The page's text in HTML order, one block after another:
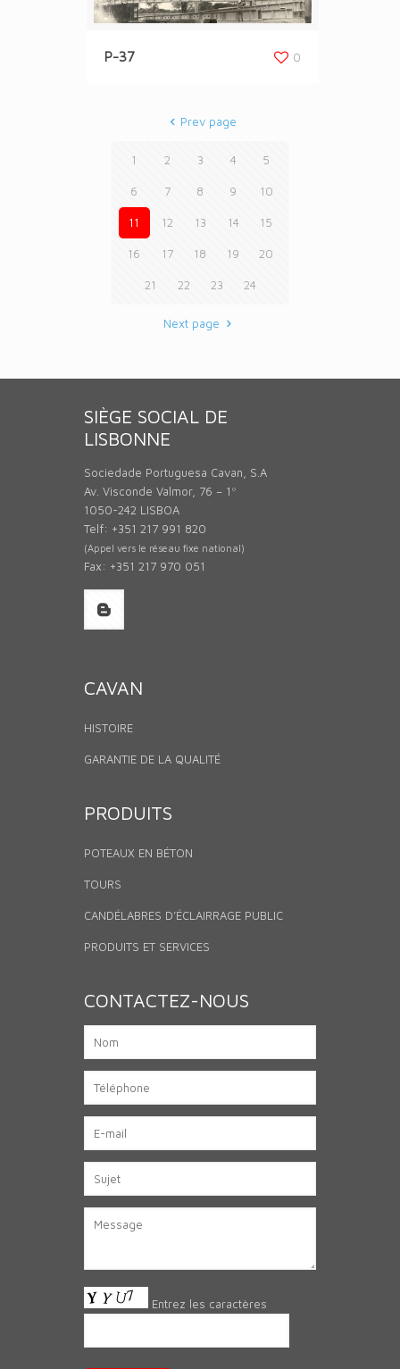
P-37 0
Prev page
1 2 3 4 5
6 7 8 9 10
11 12 13 14 15
16 17 18 19 20
21 22 23 24
Next page
SIÈGE SOCIAL DE
LISBONNE
Sociedade Portuguesa Cavan, S.A
Av. Visconde Valmor, 76 – 1º
1050-242 LISBOA
Telf: +351 217 991 820
(Appel vers le réseau fixe national)
Fax: +351 217 970 051
CAVAN
HISTOIRE
GARANTIE DE LA QUALITÉ
PRODUITS
POTEAUX EN BÉTON
TOURS
CANDÉLABRES D’ÉCLAIRRAGE PUBLIC
PRODUITS ET SERVICES
CONTACTEZ-NOUS
Entrez les caractères